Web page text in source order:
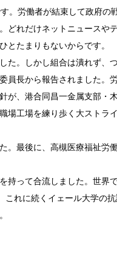
。労働者が結束して政府の
どれだけネットニュースや
とたまりもないからです。
た。しかし組合は潰れず、
員長から報告されました。
が、港合同昌一金属支部・
場工場を練り歩く大ストラ
。最後に、高槻医療福祉労
持って合流しました。世界
これに続くイェール大学の抗